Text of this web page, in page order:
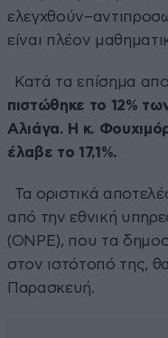
είναι πλέον
Κατά τα επίσημα
πιστώθηκε το 12%
Αλιάγα. Η κ.
έλαβε το 17,1%.
Τα οριστικά
από την εθνική
(ONPE), που τα
στον ιστότοπό της,
Παρασκευή.